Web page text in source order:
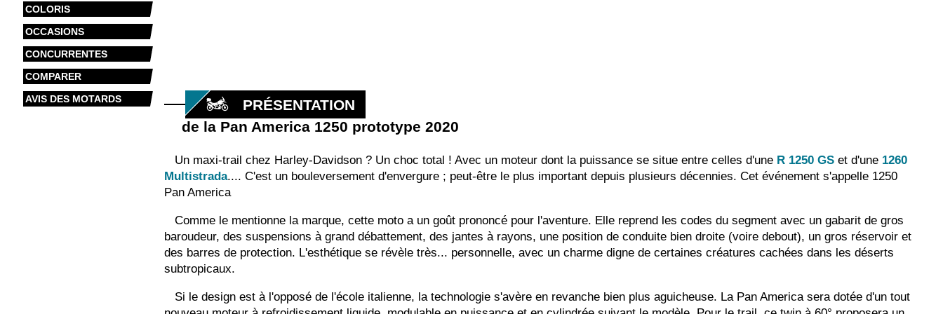
COLORIS
OCCASIONS
CONCURRENTES
COMPARER
AVIS DES MOTARDS
PRÉSENTATION
de la Pan America 1250 prototype 2020
Un maxi-trail chez Harley-Davidson ? Un choc total ! Avec un moteur dont la puissance se situe entre celles d'une R 1250 GSet d'une 1260
Multistrada.... C'est un bouleversement d'envergure ; peut-être le plus important depuis plusieurs décennies. Cet événement s'appelle 1250
Pan America
Comme le mentionne la marque, cette moto a un goût prononcé pour l'aventure. Elle reprend les codes du segment avec un gabarit de gros
baroudeur, des suspensions à grand débattement, des jantes à rayons, une position de conduite bien droite (voire debout), un gros réservoir et
des barres de protection. L'esthétique se révèle très... personnelle, avec un charme digne de certaines créatures cachées dans les déserts
subtropicaux.
Si le design est à l'opposé de l'école italienne, la technologie s'avère en revanche bien plus aguicheuse. La Pan America sera dotée d'un tout